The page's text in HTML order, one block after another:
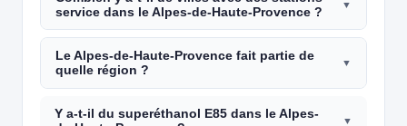
service dans le Alpes-de-Haute-Provence ?
Le Alpes-de-Haute-Provence fait partie de
quelle région ?
Y a-t-il du superéthanol E85 dans le Alpes-